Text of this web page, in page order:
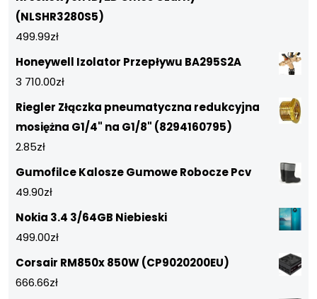
(NLSHR3280S5)
499.99zł
Honeywell Izolator Przepływu BA295S2A
3 710.00zł
Riegler Złączka pneumatyczna redukcyjna
mosiężna G1/4" na G1/8" (8294160795)
2.85zł
Gumofilce Kalosze Gumowe Robocze Pcv
49.90zł
Nokia 3.4 3/64GB Niebieski
499.00zł
Corsair RM850x 850W (CP9020200EU)
666.66zł